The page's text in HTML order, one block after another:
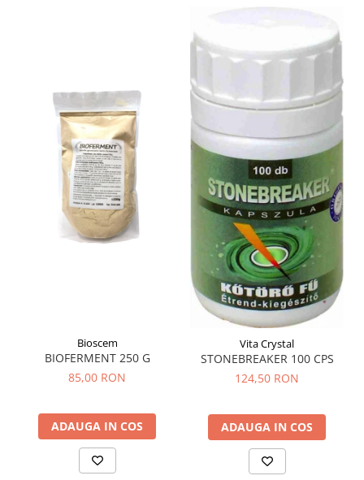
Spasme digestive
Splina si pancreas
Stabilizare psiho-emoțională
Stres oxidativ
Surmenaj școlar
venoasă
VItaminizare
Vulvovaginita Candidozica
Bioscem
BIOFERMENT 250 G
85,00 RON
ADAUGA IN COS
Vita Crystal
STONEBREAKER 100 CPS
124,50 RON
ADAUGA IN COS